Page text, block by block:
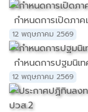
กำหนดการเปิดภา
12 พฤษภาคม 2569
กำหนดการปฐมนิเ
12 พฤษภาคม 2569